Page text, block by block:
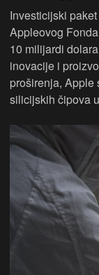
Investicijski
Appleovog
10 milijardi
inovacije i
proširenja, Apple
silicijskih čipova